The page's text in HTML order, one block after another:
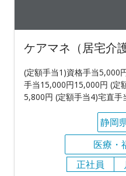
ケアマネ（居宅介
(定額手当1)資格手当5,000
手当15,000円15,000円 (定
5,800円 (定額手当4)宅直手
静岡
医療・
正社員